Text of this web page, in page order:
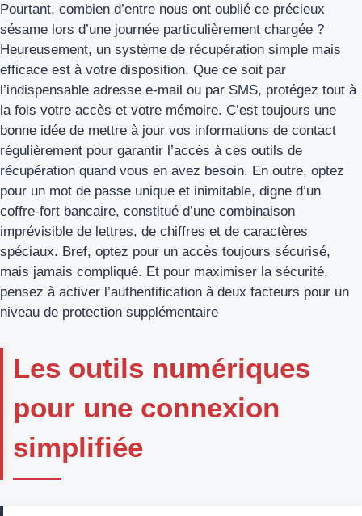
Pourtant, combien d’entre nous ont oublié ce précieux
sésame lors d’une journée particulièrement chargée ?
Heureusement, un système de récupération simple mais
efficace est à votre disposition. Que ce soit par
l’indispensable adresse e-mail ou par SMS, protégez tout à
la fois votre accès et votre mémoire. C’est toujours une
bonne idée de mettre à jour vos informations de contact
régulièrement pour garantir l’accès à ces outils de
récupération quand vous en avez besoin. En outre, optez
pour un mot de passe unique et inimitable, digne d’un
coffre-fort bancaire, constitué d’une combinaison
imprévisible de lettres, de chiffres et de caractères
spéciaux. Bref, optez pour un accès toujours sécurisé,
mais jamais compliqué. Et pour maximiser la sécurité,
pensez à activer l’authentification à deux facteurs pour un
niveau de protection supplémentaire
Les outils numériques
pour une connexion
simplifiée